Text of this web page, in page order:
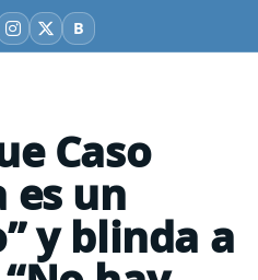
Instagram
X BBluesky
Caso
es un
y blinda a